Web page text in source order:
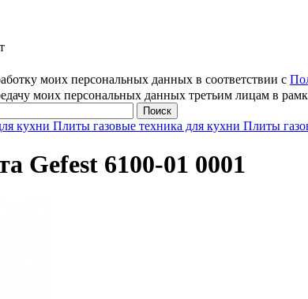
моих персональных данных в соответствии с
моих персональных данных третьим лицам в
кухни Плиты газовые техника для кухни Плиты
Gefest 6100-01 0001